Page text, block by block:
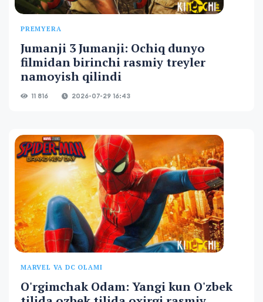
PREMYERA
Jumanji 3 Jumanji: Ochiq dunyo
filmidan birinchi rasmiy treyler
namoyish qilindi
11 816 2026-07-29 16:43
MARVEL VA DC OLAMI
O'rgimchak Odam: Yangi kun O'zbek